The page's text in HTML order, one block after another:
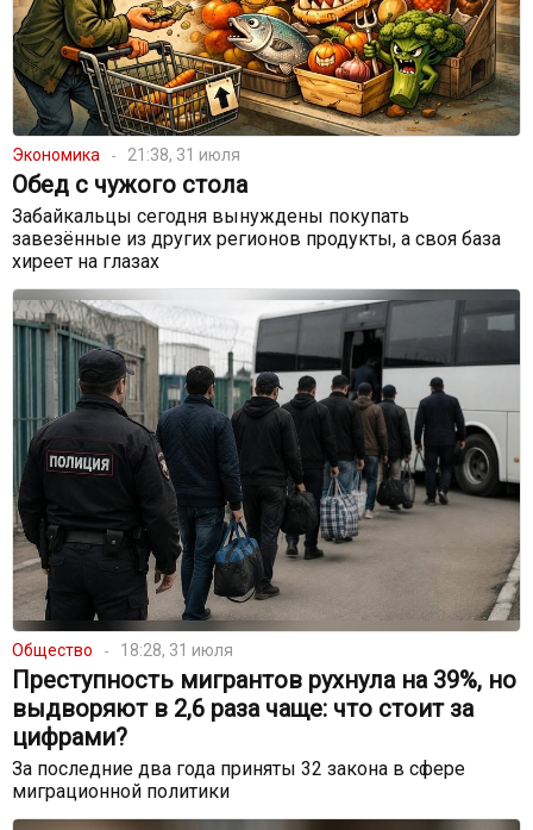
Экономика 21:38, 31 июля
Обед с чужого стола
Забайкальцы сегодня вынуждены покупать
завезённые из других регионов продукты, а своя база
хиреет на глазах
Общество 18:28, 31 июля
Преступность мигрантов рухнула на 39%, но
выдворяют в 2,6 раза чаще: что стоит за
цифрами?
За последние два года приняты 32 закона в сфере
миграционной политики